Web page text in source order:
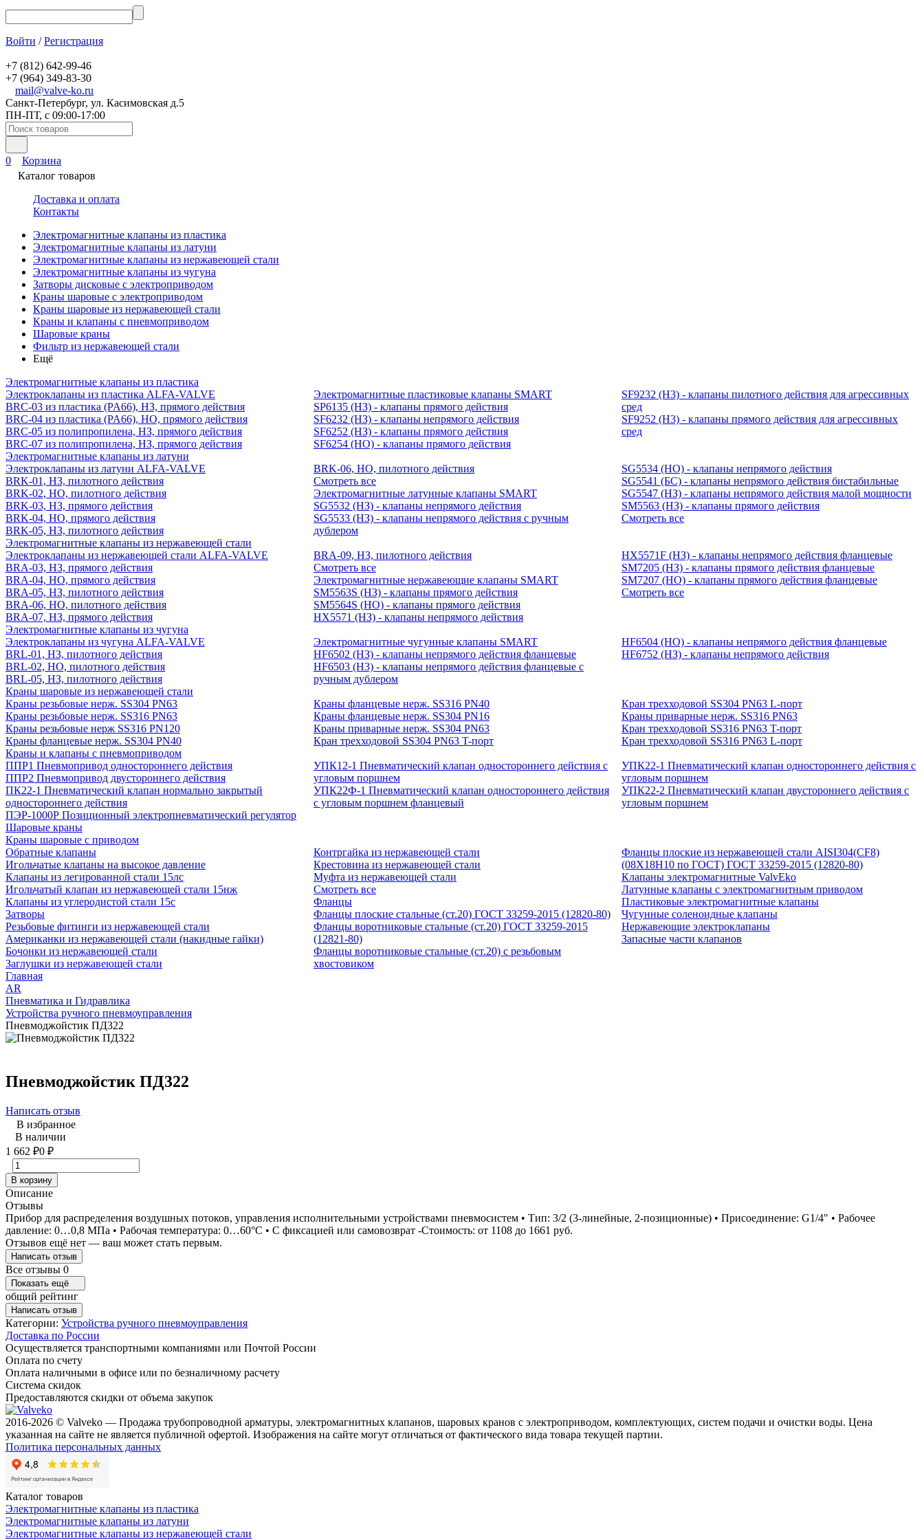
Войти /Регистрация
+7 (812) 642-99-46
+7 (964) 349-83-30
mail@valve-ko.ru
Санкт-Петербург, ул. Касимовская д.5
ПН-ПТ, с 09:00-17:00
0
Корзина
Каталог товаров
Доставка и оплата
Контакты
Электромагнитные клапаны из пластика
Электромагнитные клапаны из латуни
Электромагнитные клапаны из нержавеющей стали
Электромагнитные клапаны из чугуна
Затворы дисковые с электроприводом
Краны шаровые с электроприводом
Краны шаровые из нержавеющей стали
Краны и клапаны с пневмоприводом
Шаровые краны
Фильтр из нержавеющей стали
Ещё
Электромагнитные клапаны из пластика
Электроклапаны из пластика ALFA-VALVE
BRC-03 из пластика (PA66), НЗ, прямого действия
BRC-04 из пластика (PA66), НО, прямого действия
BRC-05 из полипропилена, НЗ, прямого действия
BRC-07 из полипропилена, НЗ, прямого действия
Электромагнитные пластиковые клапаны SMART
SP6135 (НЗ) - клапаны прямого действия
SF6232 (НЗ) - клапаны непрямого действия
SF6252 (НЗ) - клапаны прямого действия
SF6254 (НО) - клапаны прямого действия
SF9232 (H3) - клапаны пилотного действия для агрессивных
сред
SF9252 (H3) - клапаны прямого действия для агрессивных
сред
Электромагнитные клапаны из латуни
Электроклапаны из латуни ALFA-VALVE
BRK-01, НЗ, пилотного действия
BRK-02, НО, пилотного действия
BRK-03, НЗ, прямого действия
BRK-04, НО, прямого действия
BRK-05, НЗ, пилотного действия
BRK-06, НО, пилотного действия
Смотреть все
Электромагнитные латунные клапаны SMART
SG5532 (НЗ) - клапаны непрямого действия
SG5533 (НЗ) - клапаны непрямого действия с ручным
дублером
SG5534 (НО) - клапаны непрямого действия
SG5541 (БС) - клапаны непрямого действия бистабильные
SG5547 (НЗ) - клапаны непрямого действия малой мощности
SM5563 (НЗ) - клапаны прямого действия
Смотреть все
Электромагнитные клапаны из нержавеющей стали
Электроклапаны из нержавеющей стали ALFA-VALVE
BRA-03, НЗ, прямого действия
BRA-04, НО, прямого действия
BRA-05, НЗ, пилотного действия
BRA-06, НО, пилотного действия
BRA-07, НЗ, прямого действия
BRA-09, НЗ, пилотного действия
Смотреть все
Электромагнитные нержавеющие клапаны SMART
SM5563S (НЗ) - клапаны прямого действия
SM5564S (НО) - клапаны прямого действия
HX5571 (НЗ) - клапаны непрямого действия
HX5571F (НЗ) - клапаны непрямого действия фланцевые
SM7205 (НЗ) - клапаны прямого действия фланцевые
SM7207 (НО) - клапаны прямого действия фланцевые
Смотреть все
Электромагнитные клапаны из чугуна
Электроклапаны из чугуна ALFA-VALVE
BRL-01, НЗ, пилотного действия
BRL-02, НО, пилотного действия
BRL-05, НЗ, пилотного действия
Электромагнитные чугунные клапаны SMART
HF6502 (НЗ) - клапаны непрямого действия фланцевые
HF6503 (Н3) - клапаны непрямого действия фланцевые с
ручным дублером
HF6504 (НО) - клапаны непрямого действия фланцевые
HF6752 (НЗ) - клапаны непрямого действия
Краны шаровые из нержавеющей стали
Краны резьбовые нерж. SS304 PN63
Краны резьбовые нерж. SS316 PN63
Краны резьбовые нерж SS316 PN120
Краны фланцевые нерж. SS304 PN40
Краны фланцевые нерж. SS316 PN40
Краны фланцевые нерж. SS304 PN16
Краны приварные нерж. SS304 PN63
Кран трехходовой SS304 PN63 T-порт
Кран трехходовой SS304 PN63 L-порт
Краны приварные нерж. SS316 PN63
Кран трехходовой SS316 PN63 T-порт
Кран трехходовой SS316 PN63 L-порт
Краны и клапаны с пневмоприводом
ППР1 Пневмопривод одностороннего действия
ППР2 Пневмопривод двустороннего действия
ПК22-1 Пневматический клапан нормально закрытый
одностороннего действия
ПЭР-1000Р Позиционный электропневматический регулятор
УПК12-1 Пневматический клапан одностороннего действия с
угловым поршнем
УПК22Ф-1 Пневматический клапан одностороннего действия
с угловым поршнем фланцевый
УПК22-1 Пневматический клапан одностороннего действия с
угловым поршнем
УПК22-2 Пневматический клапан двустороннего действия с
угловым поршнем
Шаровые краны
Краны шаровые с приводом
Обратные клапаны
Игольчатые клапаны на высокое давление
Клапаны из легированной стали 15лс
Игольчатый клапан из нержавеющей стали 15нж
Клапаны из углеродистой стали 15с
Затворы
Резьбовые фитинги из нержавеющей стали
Американки из нержавеющей стали (накидные гайки)
Бочонки из нержавеющей стали
Заглушки из нержавеющей стали
Контргайка из нержавеющей стали
Крестовина из нержавеющей стали
Муфта из нержавеющей стали
Смотреть все
Фланцы
Фланцы плоские стальные (ст.20) ГОСТ 33259-2015 (12820-80)
Фланцы воротниковые стальные (ст.20) ГОСТ 33259-2015
(12821-80)
Фланцы воротниковые стальные (ст.20) с резьбовым
хвостовиком
Фланцы плоские из нержавеющей стали AISI304(CF8)
(08Х18Н10 по ГОСТ) ГОСТ 33259-2015 (12820-80)
Клапаны электромагнитные ValvEko
Латунные клапаны с электромагнитным приводом
Пластиковые электромагнитные клапаны
Чугунные соленоидные клапаны
Нержавеющие электроклапаны
Запасные части клапанов
Главная
AR
Пневматика и Гидравлика
Устройства ручного пневмоуправления
Пневмоджойстик ПД322
Пневмоджойстик ПД322
Написать отзыв
В избранное
В наличии
1 662 ₽0 ₽
В корзину
Описание
Отзывы
Прибор для распределения воздушных потоков, управления исполнительными устройствами пневмосистем • Тип: 3/2 (3-линейные, 2-позиционные) • Присоединение: G1/4" • Рабочее
давление: 0…0,8 МПа • Рабочая температура: 0…60°C • С фиксацией или самовозврат -Стоимость: от 1108 до 1661 руб.
Отзывов ещё нет — ваш может стать первым.
Написать отзыв
Все отзывы 0
Показать ещё
общий рейтинг
Написать отзыв
Категории: Устройства ручного пневмоуправления
Доставка по России
Осуществляется транспортными компаниями или Почтой России
Оплата по счету
Оплата наличными в офисе или по безналичному расчету
Система скидок
Предоставляются скидки от объема закупок
2016-2026 © Valveko — Продажа трубопроводной арматуры, электромагнитных клапанов, шаровых кранов с электроприводом, комплектующих, систем подачи и очистки воды. Цена
указанная на сайте не является публичной офертой. Изображения на сайте могут отличаться от фактического вида товара текущей партии.
Политика персональных данных
Каталог товаров
Электромагнитные клапаны из пластика
Электромагнитные клапаны из латуни
Электромагнитные клапаны из нержавеющей стали